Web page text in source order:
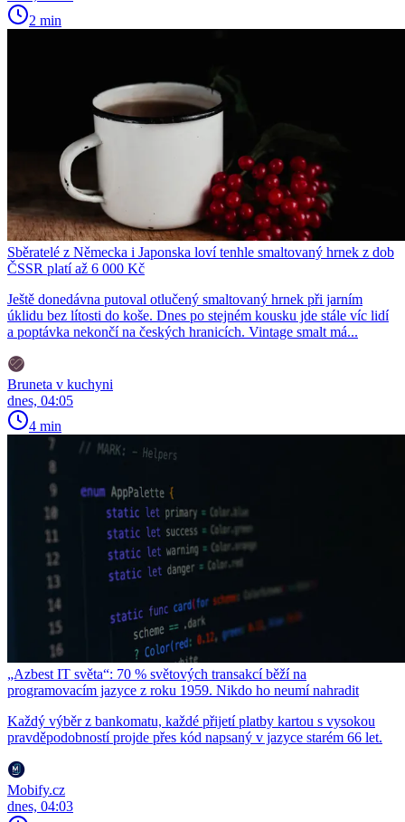
2 min
Sběratelé z Německa i Japonska loví tenhle smaltovaný hrnek z dob
ČSSR platí až 6 000 Kč
Ještě donedávna putoval otlučený smaltovaný hrnek při jarním
úklidu bez lítosti do koše. Dnes po stejném kousku jde stále víc lidí
a poptávka nekončí na českých hranicích. Vintage smalt má...
Bruneta v kuchyni
dnes, 04:05
4 min
„Azbest IT světa“: 70 % světových transakcí běží na
programovacím jazyce z roku 1959. Nikdo ho neumí nahradit
Každý výběr z bankomatu, každé přijetí platby kartou s vysokou
pravděpodobností projde přes kód napsaný v jazyce starém 66 let.
Mobify.cz
dnes, 04:03